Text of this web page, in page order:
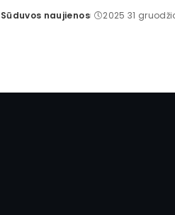
Posted
Sūduvos naujienos 2025 31